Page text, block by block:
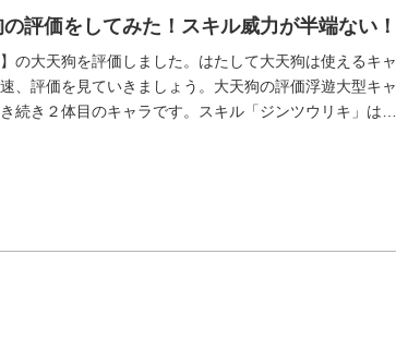
の評価をしてみた！スキル威力が半端ない！
の大天狗を評価しました。はたして大天狗は使えるキャ
、評価を見ていきましょう。大天狗の評価浮遊大型キャ
続き２体目のキャラです。スキル「ジンツウリキ」はサ